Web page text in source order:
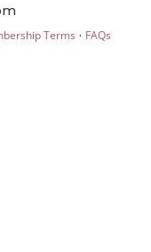
Terms · FAQs